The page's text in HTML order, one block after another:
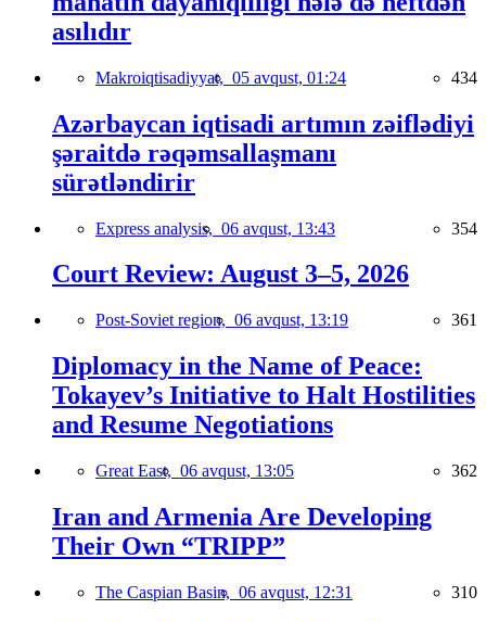
asılıdır
Makroiqtisadiyyat, 05 avqust, 01:24 434
Azərbaycan iqtisadi artımın zəiflədiyi
şəraitdə rəqəmsallaşmanı
sürətləndirir
Express analysis, 06 avqust, 13:43 354
Court Review: August 3–5, 2026
Post-Soviet region, 06 avqust, 13:19 361
Diplomacy in the Name of Peace:
Tokayev’s Initiative to Halt Hostilities
and Resume Negotiations
Great East, 06 avqust, 13:05 362
Iran and Armenia Are Developing
Their Own “TRIPP”
The Caspian Basin, 06 avqust, 12:31 310